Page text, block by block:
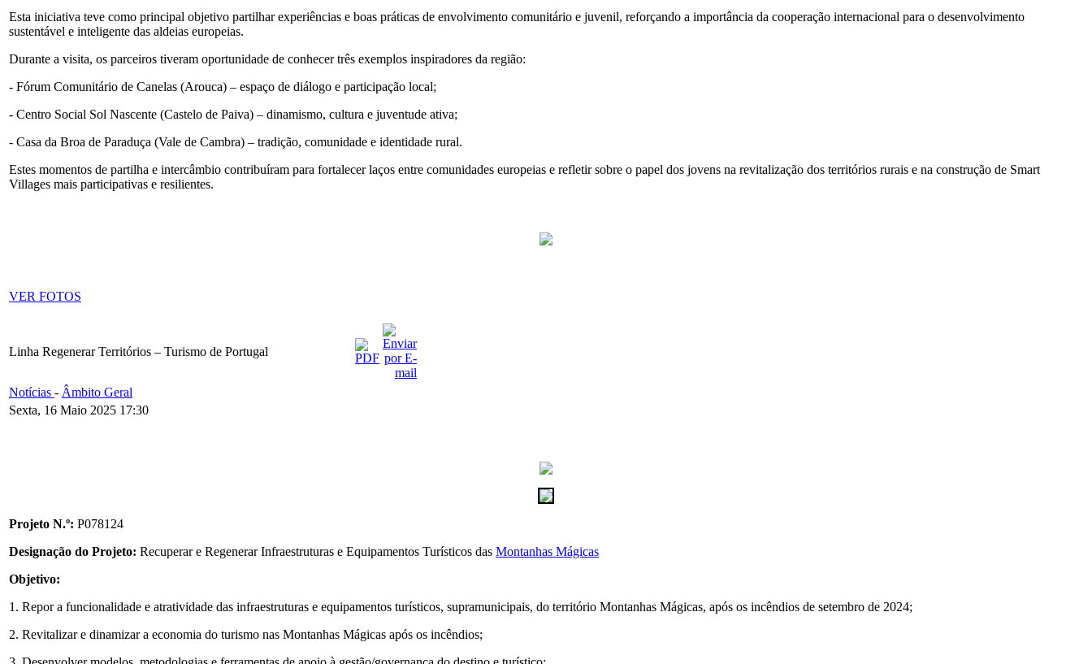
Esta iniciativa teve como principal objetivo partilhar experiências e boas práticas de envolvimento comunitário e juvenil, reforçando a importância da cooperação internacional para o desenvolvimento
sustentável e inteligente das aldeias europeias.
Durante a visita, os parceiros tiveram oportunidade de conhecer três exemplos inspiradores da região:
- Fórum Comunitário de Canelas (Arouca) – espaço de diálogo e participação local;
- Centro Social Sol Nascente (Castelo de Paiva) – dinamismo, cultura e juventude ativa;
- Casa da Broa de Paraduça (Vale de Cambra) – tradição, comunidade e identidade rural.
Estes momentos de partilha e intercâmbio contribuíram para fortalecer laços entre comunidades europeias e refletir sobre o papel dos jovens na revitalização dos territórios rurais e na construção de Smart
Villages mais participativas e resilientes.
VER FOTOS
Linha Regenerar Territórios – Turismo de Portugal
Notícias - Âmbito Geral
Sexta, 16 Maio 2025 17:30
Projeto N.º: P078124
Designação do Projeto: Recuperar e Regenerar Infraestruturas e Equipamentos Turísticos das Montanhas Mágicas
Objetivo:
1. Repor a funcionalidade e atratividade das infraestruturas e equipamentos turísticos, supramunicipais, do território Montanhas Mágicas, após os incêndios de setembro de 2024;
2. Revitalizar e dinamizar a economia do turismo nas Montanhas Mágicas após os incêndios;